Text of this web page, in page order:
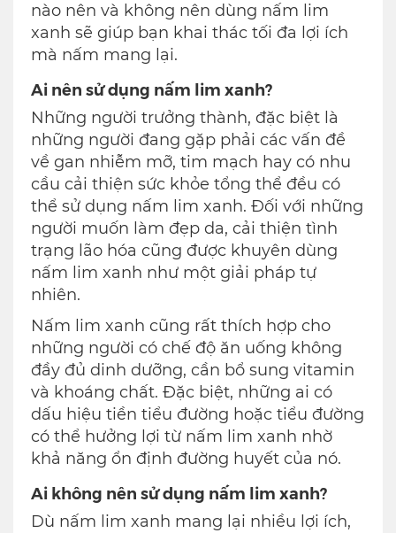
nào nên và không nên dùng nấm lim
xanh sẽ giúp bạn khai thác tối đa lợi ích
mà nấm mang lại.
Ai nên sử dụng nấm lim xanh?
Những người trưởng thành, đặc biệt là
những người đang gặp phải các vấn đề
về gan nhiễm mỡ, tim mạch hay có nhu
cầu cải thiện sức khỏe tổng thể đều có
thể sử dụng nấm lim xanh. Đối với những
người muốn làm đẹp da, cải thiện tình
trạng lão hóa cũng được khuyên dùng
nấm lim xanh như một giải pháp tự
nhiên.
Nấm lim xanh cũng rất thích hợp cho
những người có chế độ ăn uống không
đầy đủ dinh dưỡng, cần bổ sung vitamin
và khoáng chất. Đặc biệt, những ai có
dấu hiệu tiền tiểu đường hoặc tiểu đường
có thể hưởng lợi từ nấm lim xanh nhờ
khả năng ổn định đường huyết của nó.
Ai không nên sử dụng nấm lim xanh?
Dù nấm lim xanh mang lại nhiều lợi ích,